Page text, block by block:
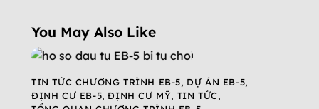
You May Also Like
TIN TỨC CHƯƠNG TRÌNH EB-5, DỰ ÁN EB-5,
ĐỊNH CƯ EB-5,ĐỊNH CƯ MỸ, TIN TỨC,